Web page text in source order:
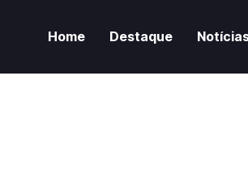
Home Destaque